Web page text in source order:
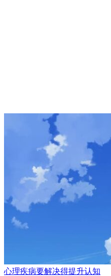
心理疾病要解决得提升认知